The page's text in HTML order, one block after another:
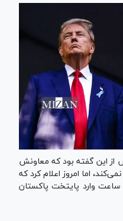
از این گفته بود که معاونش
اما امروز اعلام کرد که
وارد پایتخت پاکستان